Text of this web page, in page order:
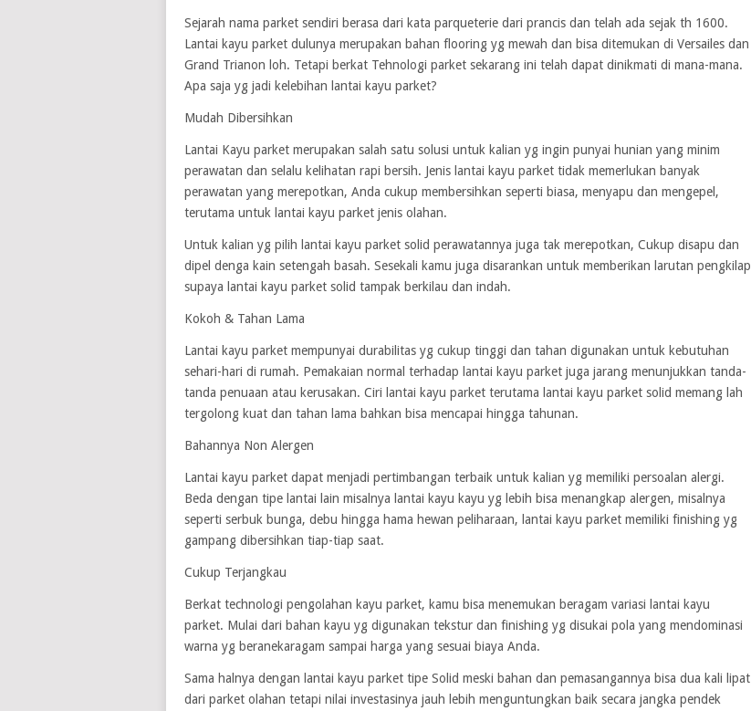
Sejarah nama parket sendiri berasa dari kata parqueterie dari prancis dan telah ada sejak th 1600.
Lantai kayu parket dulunya merupakan bahan flooring yg mewah dan bisa ditemukan di Versailes dan
Grand Trianon loh. Tetapi berkat Tehnologi parket sekarang ini telah dapat dinikmati di mana-mana.
Apa saja yg jadi kelebihan lantai kayu parket?
Mudah Dibersihkan
Lantai Kayu parket merupakan salah satu solusi untuk kalian yg ingin punyai hunian yang minim
perawatan dan selalu kelihatan rapi bersih. Jenis lantai kayu parket tidak memerlukan banyak
perawatan yang merepotkan, Anda cukup membersihkan seperti biasa, menyapu dan mengepel,
terutama untuk lantai kayu parket jenis olahan.
Untuk kalian yg pilih lantai kayu parket solid perawatannya juga tak merepotkan, Cukup disapu dan
dipel denga kain setengah basah. Sesekali kamu juga disarankan untuk memberikan larutan pengkilap
supaya lantai kayu parket solid tampak berkilau dan indah.
Kokoh & Tahan Lama
Lantai kayu parket mempunyai durabilitas yg cukup tinggi dan tahan digunakan untuk kebutuhan
sehari-hari di rumah. Pemakaian normal terhadap lantai kayu parket juga jarang menunjukkan tanda-
tanda penuaan atau kerusakan. Ciri lantai kayu parket terutama lantai kayu parket solid memang lah
tergolong kuat dan tahan lama bahkan bisa mencapai hingga tahunan.
Bahannya Non Alergen
Lantai kayu parket dapat menjadi pertimbangan terbaik untuk kalian yg memiliki persoalan alergi.
Beda dengan tipe lantai lain misalnya lantai kayu kayu yg lebih bisa menangkap alergen, misalnya
seperti serbuk bunga, debu hingga hama hewan peliharaan, lantai kayu parket memiliki finishing yg
gampang dibersihkan tiap-tiap saat.
Cukup Terjangkau
Berkat technologi pengolahan kayu parket, kamu bisa menemukan beragam variasi lantai kayu
parket. Mulai dari bahan kayu yg digunakan tekstur dan finishing yg disukai pola yang mendominasi
warna yg beranekaragam sampai harga yang sesuai biaya Anda.
Sama halnya dengan lantai kayu parket tipe Solid meski bahan dan pemasangannya bisa dua kali lipat
dari parket olahan tetapi nilai investasinya jauh lebih menguntungkan baik secara jangka pendek